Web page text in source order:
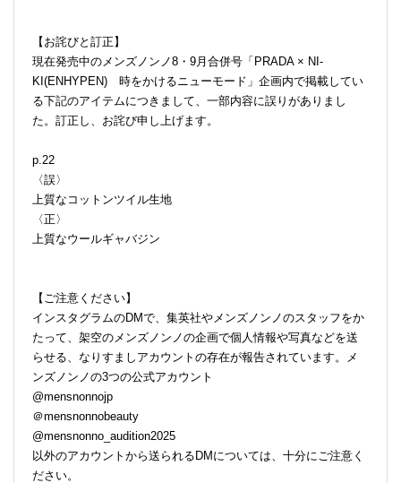
【お詫びと訂正】
現在発売中のメンズノンノ8・9月合併号「PRADA × NI-
KI(ENHYPEN) 時をかけるニューモード」企画内で掲載してい
る下記のアイテムにつきまして、一部内容に誤りがありまし
た。訂正し、お詫び申し上げます。
p.22
〈誤〉
上質なコットンツイル生地
〈正〉
上質なウールギャバジン
【ご注意ください】
インスタグラムのDMで、集英社やメンズノンノのスタッフをか
たって、架空のメンズノンノの企画で個人情報や写真などを送
らせる、なりすましアカウントの存在が報告されています。メ
ンズノンノの3つの公式アカウント
@mensnonnojp
＠mensnonnobeauty
@mensnonno_audition2025
以外のアカウントから送られるDMについては、十分にご注意く
ださい。